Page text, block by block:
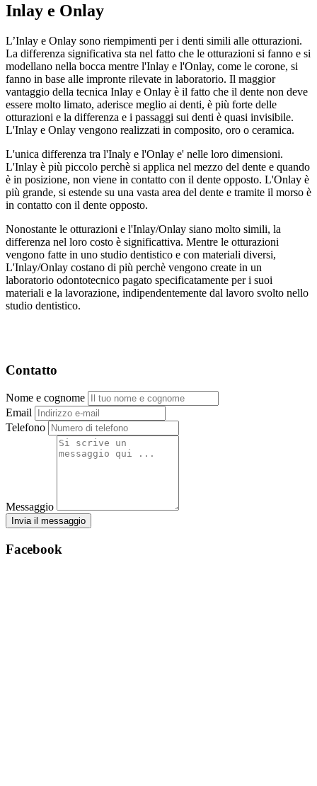
Inlay e Onlay
L’Inlay e Onlay sono riempimenti per i denti simili alle otturazioni.
La differenza significativa sta nel fatto che le otturazioni si fanno e si
modellano nella bocca mentre l'Inlay e l'Onlay, come le corone, si
fanno in base alle impronte rilevate in laboratorio. Il maggior
vantaggio della tecnica Inlay e Onlay è il fatto che il dente non deve
essere molto limato, aderisce meglio ai denti, è più forte delle
otturazioni e la differenza e i passaggi sui denti è quasi invisibile.
L'Inlay e Onlay vengono realizzati in composito, oro o ceramica.
L'unica differenza tra l'Inaly e l'Onlay e' nelle loro dimensioni.
L'Inlay è più piccolo perchè si applica nel mezzo del dente e quando
è in posizione, non viene in contatto con il dente opposto. L'Onlay è
più grande, si estende su una vasta area del dente e tramite il morso è
in contatto con il dente opposto.
Nonostante le otturazioni e l'Inlay/Onlay siano molto simili, la
differenza nel loro costo è significattiva. Mentre le otturazioni
vengono fatte in uno studio dentistico e con materiali diversi,
L'Inlay/Onlay costano di più perchè vengono create in un
laboratorio odontotecnico pagato specificatamente per i suoi
materiali e la lavorazione, indipendentemente dal lavoro svolto nello
studio dentistico.
Contatto
Nome e cognome
Email
Telefono
Messaggio
Invia il messaggio
Facebook